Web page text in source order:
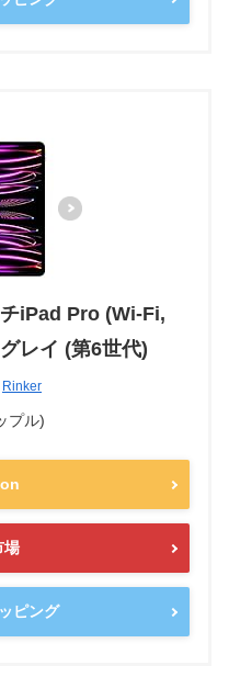
iPad Pro (Wi-Fi,
レイ (第6世代)
Rinker
プル)
場
ピング